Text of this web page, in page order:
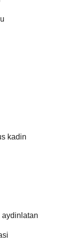
kadin